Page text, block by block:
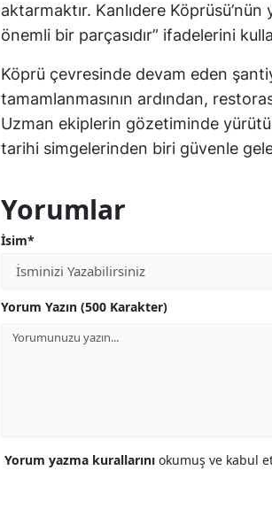
aktarmaktır. Kanlıdere Köprüsü’nün
önemli bir parçasıdır” ifadelerini
Köprü çevresinde devam eden
tamamlanmasının ardından,
Uzman ekiplerin gözetiminde
tarihi simgelerinden biri güvenle
Yorumlar
İsim*
Yorum Yazın (500 Karakter)
Yorum yazma kurallarını okumuş ve kabul